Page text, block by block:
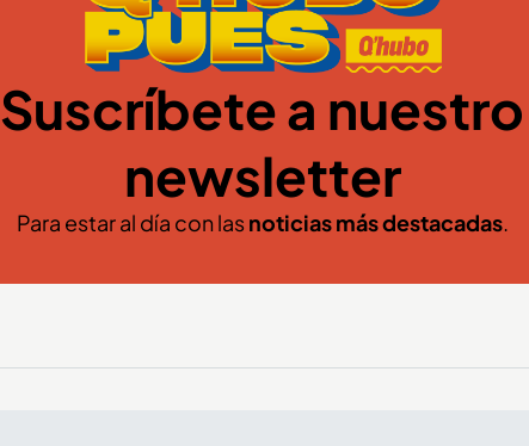
Suscríbete a nuestro
newsletter
Para estar al día con lasnoticias más destacadas.